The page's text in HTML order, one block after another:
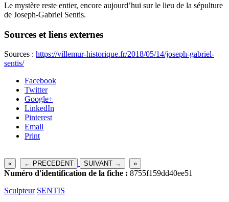
Le mystère reste entier, encore aujourd’hui sur le lieu de la sépulture
de Joseph-Gabriel Sentis.
Sources et liens externes
Sources : https://villemur-historique.fr/2018/05/14/joseph-gabriel-
sentis/
Facebook
Twitter
Google+
LinkedIn
Pinterest
Email
Print
« ← PRECEDENT SUIVANT → »
Numéro d'identification de la fiche : 8755f159dd40ee51
Sculpteur SENTIS